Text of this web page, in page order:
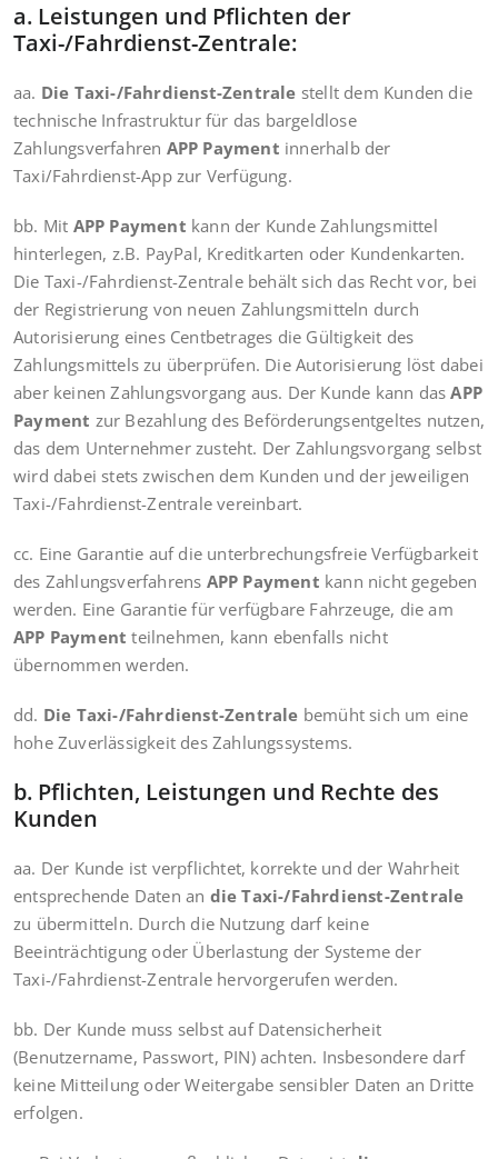
a. Leistungen und Pflichten der
Taxi-/Fahrdienst-Zentrale:
aa. Die Taxi-/Fahrdienst-Zentrale stellt dem Kunden die
technische Infrastruktur für das bargeldlose
Zahlungsverfahren APP Payment innerhalb der
Taxi/Fahrdienst-App zur Verfügung.
bb. Mit APP Payment kann der Kunde Zahlungsmittel
hinterlegen, z.B. PayPal, Kreditkarten oder Kundenkarten.
Die Taxi-/Fahrdienst-Zentrale behält sich das Recht vor, bei
der Registrierung von neuen Zahlungsmitteln durch
Autorisierung eines Centbetrages die Gültigkeit des
Zahlungsmittels zu überprüfen. Die Autorisierung löst dabei
aber keinen Zahlungsvorgang aus. Der Kunde kann dasAPP
Payment zur Bezahlung des Beförderungsentgeltes nutzen,
das dem Unternehmer zusteht. Der Zahlungsvorgang selbst
wird dabei stets zwischen dem Kunden und der jeweiligen
Taxi-/Fahrdienst-Zentrale vereinbart.
cc. Eine Garantie auf die unterbrechungsfreie Verfügbarkeit
des Zahlungsverfahrens APP Payment kann nicht gegeben
werden. Eine Garantie für verfügbare Fahrzeuge, die am
APP Payment teilnehmen, kann ebenfalls nicht
übernommen werden.
dd. Die Taxi-/Fahrdienst-Zentrale bemüht sich um eine
hohe Zuverlässigkeit des Zahlungssystems.
b. Pflichten, Leistungen und Rechte des
Kunden
aa. Der Kunde ist verpflichtet, korrekte und der Wahrheit
entsprechende Daten an die Taxi-/Fahrdienst-Zentrale
zu übermitteln. Durch die Nutzung darf keine
Beeinträchtigung oder Überlastung der Systeme der
Taxi-/Fahrdienst-Zentrale hervorgerufen werden.
bb. Der Kunde muss selbst auf Datensicherheit
(Benutzername, Passwort, PIN) achten. Insbesondere darf
keine Mitteilung oder Weitergabe sensibler Daten an Dritte
erfolgen.